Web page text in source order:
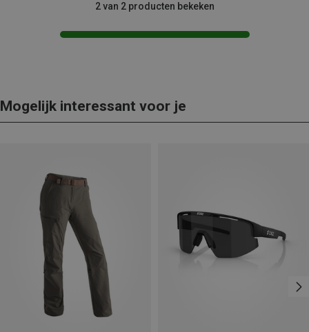
2 van 2 producten bekeken
Mogelijk interessant voor je